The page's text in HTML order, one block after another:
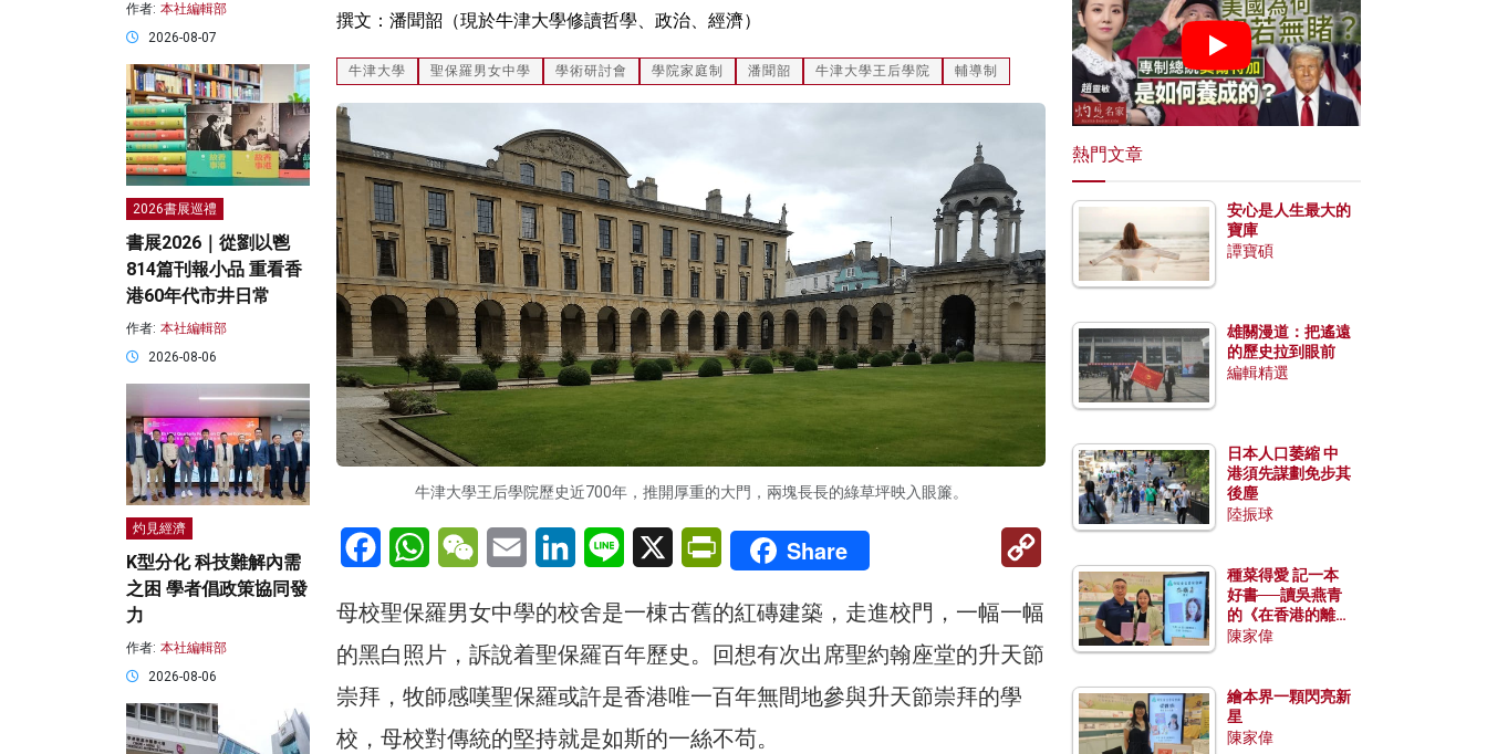
撰文：潘聞韶（現於牛津大學修讀哲學、政治、經濟）
牛津大學 聖保羅男女中學 學術研討會 學院家庭制 潘聞韶 牛津大學王后學院 輔導制
牛津大學王后學院歷史近700年，推開厚重的大門，兩塊長長的綠草坪映入眼簾。
FacebookWhatsAppWeChatEmail LinkedInLine X PrintFriendly
Share
Copy
母校聖保羅男女中學的校舍是一棟古舊的紅磚建築，走進校門，一幅一幅
的黑白照片，訴說着聖保羅百年歷史。回想有次出席聖約翰座堂的升天節
崇拜，牧師感嘆聖保羅或許是香港唯一百年無間地參與升天節崇拜的學
校，母校對傳統的堅持就是如斯的一絲不苟。
作者: 本社編輯部
2026-08-07
2026書展巡禮
書展2026｜從劉以鬯
814篇刊報小品 重看香
港60年代市井日常
作者: 本社編輯部
2026-08-06
灼見經濟
K型分化 科技難解內需
之困 學者倡政策協同發
力
作者: 本社編輯部
2026-08-06
熱門文章
安心是人生最大的
寶庫
譚寶碩
雄關漫道：把遙遠
的歷史拉到眼前
編輯精選
日本人口萎縮 中
港須先謀劃免步其
後塵
陸振球
種菜得愛 記一本
好書──讀吳燕青
的《在香港的離島
種菜》
陳家偉
繪本界一顆閃亮新
星
陳家偉